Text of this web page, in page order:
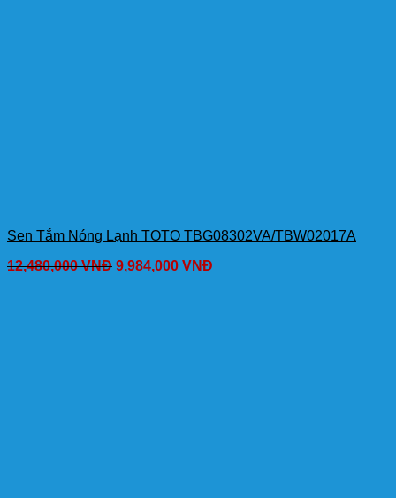
Sen Tắm Nóng Lạnh TOTO TBG08302VA/TBW02017A
12,480,000VNĐ 9,984,000 VNĐ